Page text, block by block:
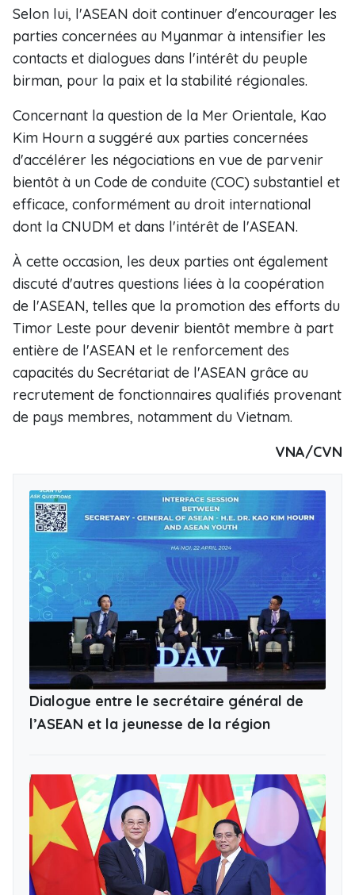
Selon lui, l'ASEAN doit continuer d'encourager les
parties concernées au Myanmar à intensifier les
contacts et dialogues dans l'intérêt du peuple
birman, pour la paix et la stabilité régionales.
Concernant la question de la Mer Orientale, Kao
Kim Hourn a suggéré aux parties concernées
d'accélérer les négociations en vue de parvenir
bientôt à un Code de conduite (COC) substantiel et
efficace, conformément au droit international
dont la CNUDM et dans l'intérêt de l'ASEAN.
À cette occasion, les deux parties ont également
discuté d'autres questions liées à la coopération
de l'ASEAN, telles que la promotion des efforts du
Timor Leste pour devenir bientôt membre à part
entière de l'ASEAN et le renforcement des
capacités du Secrétariat de l'ASEAN grâce au
recrutement de fonctionnaires qualifiés provenant
de pays membres, notamment du Vietnam.
VNA/CVN
Dialogue entre le secrétaire général de
l’ASEAN et la jeunesse de la région